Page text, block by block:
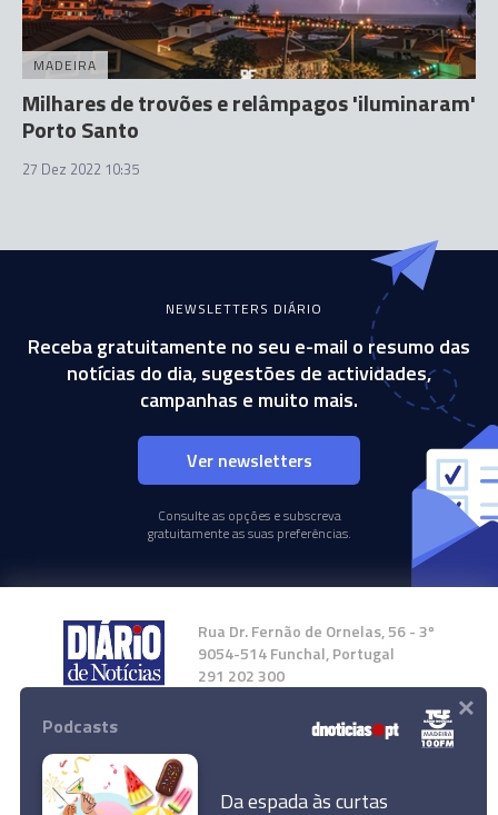
MADEIRA
Milhares de trovões e relâmpagos 'iluminaram'
Porto Santo
27 Dez 2022 10:35
NEWSLETTERS DIÁRIO
Receba gratuitamente no seu e-mail o resumo das
notícias do dia, sugestões de actividades,
campanhas e muito mais.
Ver newsletters
Consulte as opções e subscreva
gratuitamente as suas preferências.
Rua Dr. Fernão de Ornelas, 56 - 3º
9054-514 Funchal, Portugal
291 202 300
Instale a nossa App
Podcasts
Da espada às curtas
×